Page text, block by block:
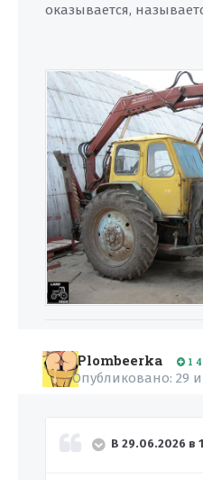
оказывается,
Plombeerka 1
Опубликовано: 29
В 29.06.2026 в